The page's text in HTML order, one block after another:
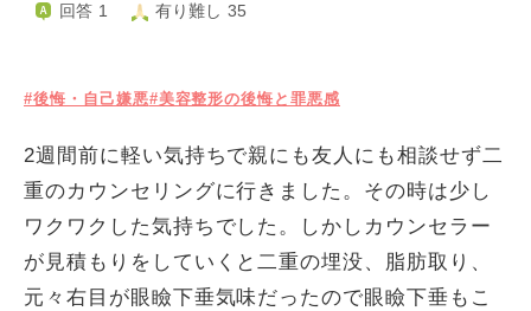
回答 1 有り難し 35
#後悔・自己嫌悪#美容整形の後悔と罪悪感
2週間前に軽い気持ちで親にも友人にも相談せず二
重のカウンセリングに行きました。その時は少し
ワクワクした気持ちでした。しかしカウンセラー
が見積もりをしていくと二重の埋没、脂肪取り、
元々右目が眼瞼下垂気味だったので眼瞼下垂もこ